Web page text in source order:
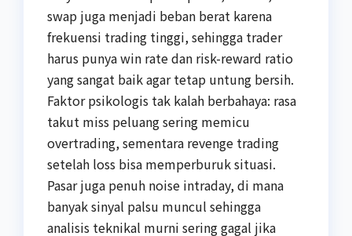
swap juga menjadi beban berat karena
frekuensi trading tinggi, sehingga trader
harus punya win rate dan risk-reward ratio
yang sangat baik agar tetap untung bersih.
Faktor psikologis tak kalah berbahaya: rasa
takut miss peluang sering memicu
overtrading, sementara revenge trading
setelah loss bisa memperburuk situasi.
Pasar juga penuh noise intraday, di mana
banyak sinyal palsu muncul sehingga
analisis teknikal murni sering gagal jika